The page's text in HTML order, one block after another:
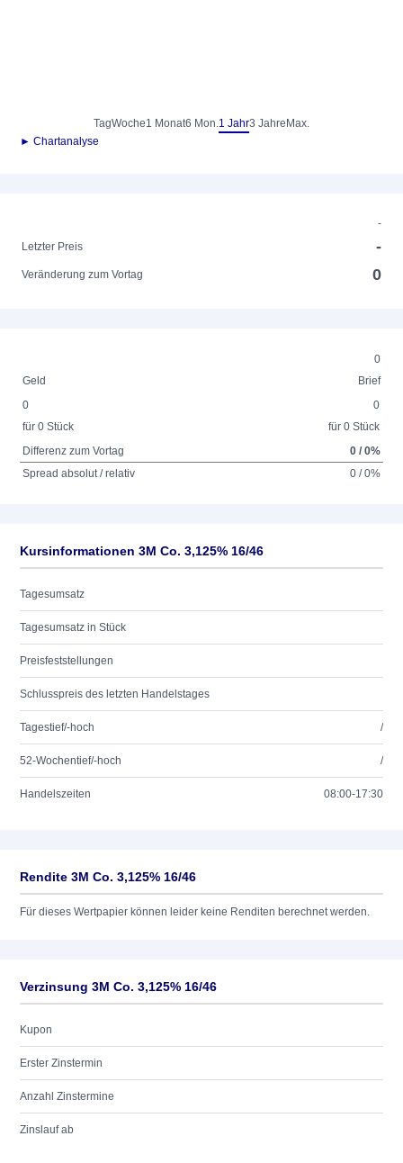
TagWoche1 Monat6 Mon.1 Jahr3 Jahre Max.
► Chartanalyse
-
Letzter Preis
-
Veränderung zum Vortag 0
0
Geld
Brief
0
für 0 Stück
0
für 0 Stück
Differenz zum Vortag
0 / 0%
Spread absolut / relativ
0 / 0%
Kursinformationen 3M Co. 3,125% 16/46
Tagesumsatz
Tagesumsatz in Stück
Preisfeststellungen
Schlusspreis des letzten Handelstages
Tagestief/-hoch /
52-Wochentief/-hoch /
Handelszeiten 08:00-17:30
Rendite 3M Co. 3,125% 16/46
Für dieses Wertpapier können leider keine Renditen berechnet werden.
Verzinsung 3M Co. 3,125% 16/46
Kupon
Erster Zinstermin
Anzahl Zinstermine
Zinslauf ab